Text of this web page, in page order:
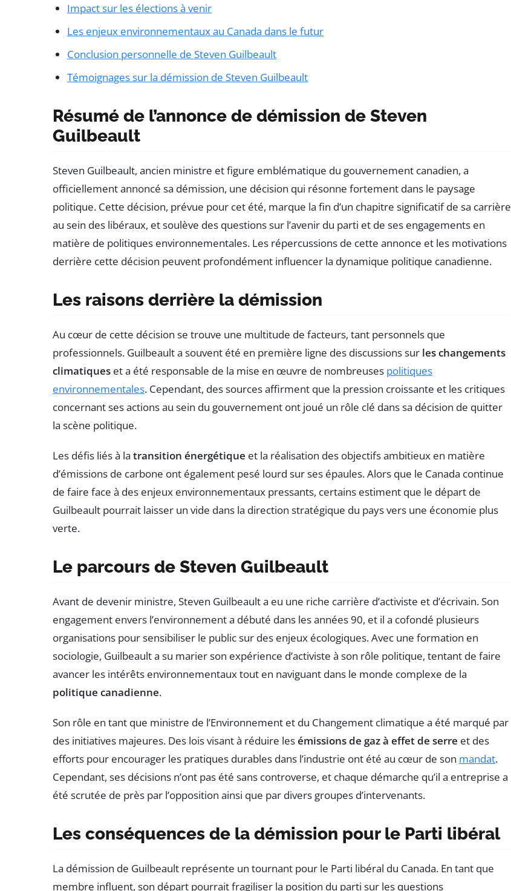
Impact sur les élections à venir
Les enjeux environnementaux au Canada dans le futur
Conclusion personnelle de Steven Guilbeault
Témoignages sur la démission de Steven Guilbeault
Résumé de l’annonce de démission de Steven
Guilbeault
Steven Guilbeault, ancien ministre et figure emblématique du gouvernement canadien, a
officiellement annoncé sa démission, une décision qui résonne fortement dans le paysage
politique. Cette décision, prévue pour cet été, marque la fin d’un chapitre significatif de sa carrière
au sein des libéraux, et soulève des questions sur l’avenir du parti et de ses engagements en
matière de politiques environnementales. Les répercussions de cette annonce et les motivations
derrière cette décision peuvent profondément influencer la dynamique politique canadienne.
Les raisons derrière la démission
Au cœur de cette décision se trouve une multitude de facteurs, tant personnels que
professionnels. Guilbeault a souvent été en première ligne des discussions sur les changements
climatiques et a été responsable de la mise en œuvre de nombreuses politiques
environnementales. Cependant, des sources affirment que la pression croissante et les critiques
concernant ses actions au sein du gouvernement ont joué un rôle clé dans sa décision de quitter
la scène politique.
Les défis liés à la transition énergétique et la réalisation des objectifs ambitieux en matière
d’émissions de carbone ont également pesé lourd sur ses épaules. Alors que le Canada continue
de faire face à des enjeux environnementaux pressants, certains estiment que le départ de
Guilbeault pourrait laisser un vide dans la direction stratégique du pays vers une économie plus
verte.
Le parcours de Steven Guilbeault
Avant de devenir ministre, Steven Guilbeault a eu une riche carrière d’activiste et d’écrivain. Son
engagement envers l’environnement a débuté dans les années 90, et il a cofondé plusieurs
organisations pour sensibiliser le public sur des enjeux écologiques. Avec une formation en
sociologie, Guilbeault a su marier son expérience d’activiste à son rôle politique, tentant de faire
avancer les intérêts environnementaux tout en naviguant dans le monde complexe de la
politique canadienne.
Son rôle en tant que ministre de l’Environnement et du Changement climatique a été marqué par
des initiatives majeures. Des lois visant à réduire lesémissions de gaz à effet de serre et des
efforts pour encourager les pratiques durables dans l’industrie ont été au cœur de son mandat.
Cependant, ses décisions n’ont pas été sans controverse, et chaque démarche qu’il a entreprise a
été scrutée de près par l’opposition ainsi que par divers groupes d’intervenants.
Les conséquences de la démission pour le Parti libéral
La démission de Guilbeault représente un tournant pour le Parti libéral du Canada. En tant que
membre influent, son départ pourrait fragiliser la position du parti sur les questions